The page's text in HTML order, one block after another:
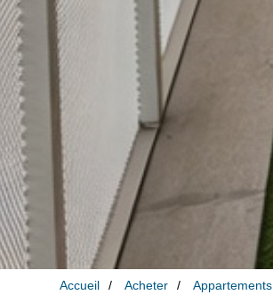
Accueil Acheter Appartements